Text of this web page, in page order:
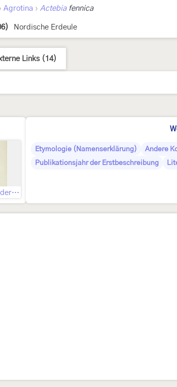
Agrotina › Actebiafennica
Nordische Erdeule
Links (14)
Zweitauflage der Erstbeschreibung
Etymologie (Namenserklärung) Andere
Publikationsjahr der Erstbeschreibung